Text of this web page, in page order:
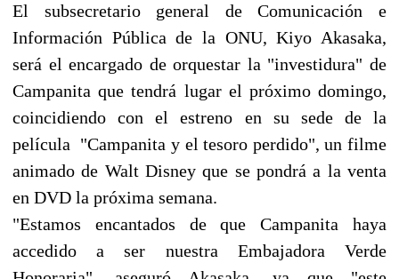
El subsecretario general de Comunicación e
Información Pública de la ONU, Kiyo Akasaka,
será el encargado de orquestar la "investidura" de
Campanita que tendrá lugar el próximo domingo,
coincidiendo con el estreno en su sede de la
película "Campanita y el tesoro perdido", un filme
animado de Walt Disney que se pondrá a la venta
en DVD la próxima semana.
"Estamos encantados de que Campanita haya
accedido a ser nuestra Embajadora Verde